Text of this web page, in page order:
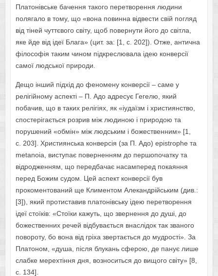
Платонівське бачення такого перетворення людини
полягало в тому, що «вона повинна відвести свій погляд
від тіней чуттєвого світу, щоб повернути його до світла,
яке йде від ідеї Блага» (цит. за: [1, с. 202]). Отже, антична
філософія таким чином підкреслювала ідею конверсії
самої людської природи.
Дещо інший підхід до феномену конверсії – саме у
релігійному аспекті – П. Адо адресує Гегелю, який
побачив, що в таких релігіях, як «іудаїзм і християнство,
спостерігається розрив між людиною і природою та
порушений «обмін» між людським і божественним» [1,
с. 203]. Християнська конверсія (за П. Адо) epistrophe та
metanoia, виступає поверненням до першопочатку та
відродженням, що передбачає насамперед покаяння
перед Божим судом. Цей аспект конверсії був
прокоментований ще Климентом Алекандрійським (див.:
[3]), який протиставив платонівську ідею перетворення
ідеї стоїків: «Стоїки кажуть, що звернення до душі, до
божественних речей відбувається внаслідок так званого
повороту, бо вона від гріха звертається до мудрості». За
Платоном, «душа, після блукань сферою, де панує лише
слабке мерехтіння дня, возноситься до вищого світу» [8,
с. 134].